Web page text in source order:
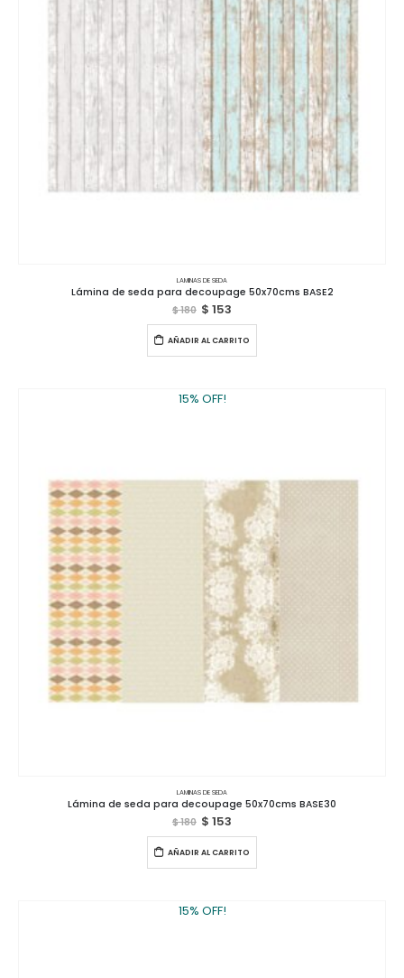
LAMINAS DE SEDA
Lámina de seda para decoupage 50x70cms BASE2
$180 $ 153
AÑADIR AL CARRITO
15% OFF!
LAMINAS DE SEDA
Lámina de seda para decoupage 50x70cms BASE30
$180 $ 153
AÑADIR AL CARRITO
15% OFF!